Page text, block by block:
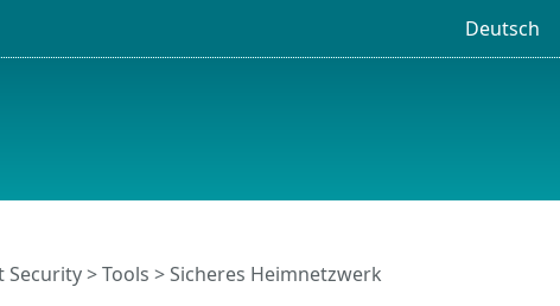
Deutsch
Security>Tools > Sicheres Heimnetzwerk